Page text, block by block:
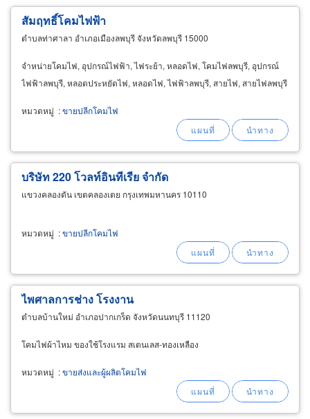
สัมฤทธิ์โคมไฟฟ้า
ตำบลท่าศาลา อำเภอเมืองลพบุรี จังหวัดลพบุรี 15000
จำหน่ายโคมไฟ, อุปกรณ์ไฟฟ้า, ไฟระย้า, หลอดไฟ, โคมไฟลพบุรี, อุปกรณ์
ไฟฟ้าลพบุรี, หลอดประหยัดไฟ, หลอดไฟ, ไฟฟ้าลพบุรี, สายไฟ, สายไฟลพบุรี
หมวดหมู่ :ขายปลีกโคมไฟ
บริษัท 220 โวลท์อินทีเรีย จำกัด
แขวงคลองตัน เขตคลองเตย กรุงเทพมหานคร 10110
หมวดหมู่ :ขายปลีกโคมไฟ
ไพศาลการช่าง โรงงาน
ตำบลบ้านใหม่ อำเภอปากเกร็ด จังหวัดนนทบุรี 11120
โคมไฟผ้าไหม ของใช้โรงแรม สเตนเลส-ทองเหลือง
หมวดหมู่ :ขายส่งและผู้ผลิตโคมไฟ